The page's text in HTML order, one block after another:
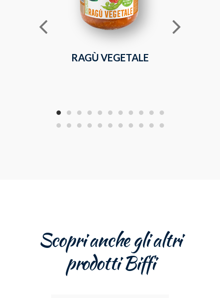
RAGÙ VEGETALE
Scopri anche gli altri
prodotti Biffi